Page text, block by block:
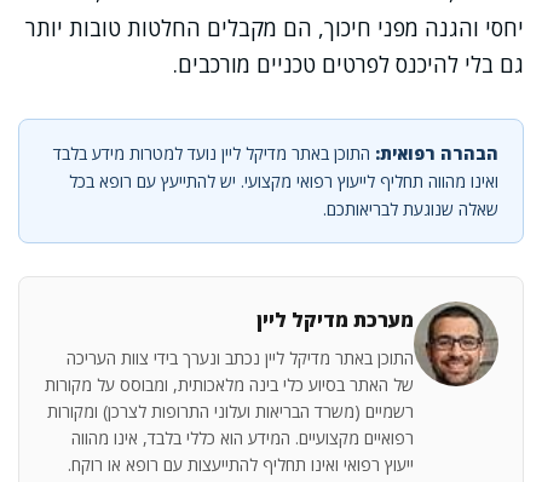
יחסי והגנה מפני חיכוך, הם מקבלים החלטות טובות יותר
גם בלי להיכנס לפרטים טכניים מורכבים.
הבהרה רפואית: התוכן באתר מדיקל ליין נועד למטרות מידע בלבד
ואינו מהווה תחליף לייעוץ רפואי מקצועי. יש להתייעץ עם רופא בכל
שאלה שנוגעת לבריאותכם.
מערכת מדיקל ליין
התוכן באתר מדיקל ליין נכתב ונערך בידי צוות העריכה
של האתר בסיוע כלי בינה מלאכותית, ומבוסס על מקורות
רשמיים (משרד הבריאות ועלוני התרופות לצרכן) ומקורות
רפואיים מקצועיים. המידע הוא כללי בלבד, אינו מהווה
ייעוץ רפואי ואינו תחליף להתייעצות עם רופא או רוקח.